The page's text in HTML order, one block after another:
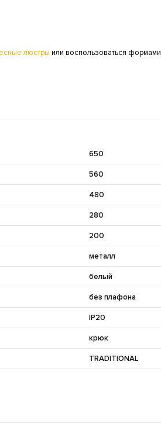
люстры или воспользоваться формами
650
560
480
280
200
металл
белый
без плафона
IP20
крюк
TRADITIONAL